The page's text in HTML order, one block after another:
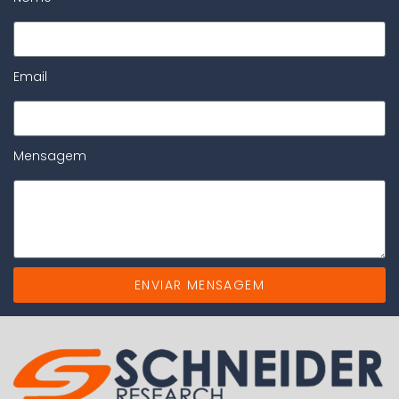
Email
Mensagem
ENVIAR MENSAGEM